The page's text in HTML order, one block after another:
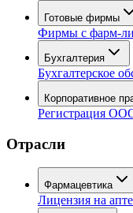
Готовые фирмы
Фирмы с фарм-
Бухгалтерия
Бухгалтерское
Корпоративное
Регистрация
Отрасли
Фармацевтика
Лицензия на